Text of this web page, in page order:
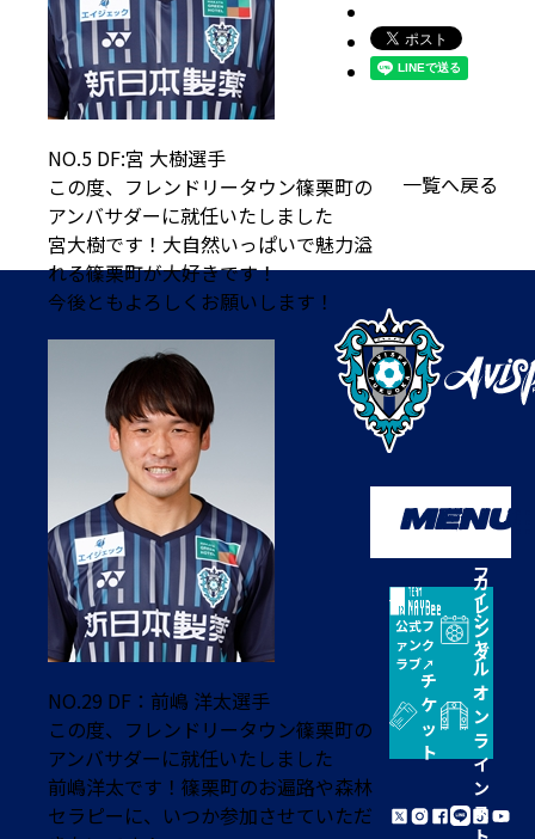
NO.5 DF:宮 大樹選手
この度、フレンドリータウン篠栗町の
アンバサダーに就任いたしました
宮大樹です！大自然いっぱいで魅力溢
れる篠栗町が大好きです！
今後ともよろしくお願いします！
NO.29 DF：前嶋 洋太選手
この度、フレンドリータウン篠栗町の
アンバサダーに就任いたしました
前嶋洋太です！篠栗町のお遍路や森林
セラピーに、いつか参加させていただ
一覧へ戻る
MENU
公式フ
ァンク
ラブ
カ
レ
ン
ダ
ー
チ
ケ
ッ
ト
フ
ィ
シ
ャ
ル
オ
ン
ラ
イ
ン
ス